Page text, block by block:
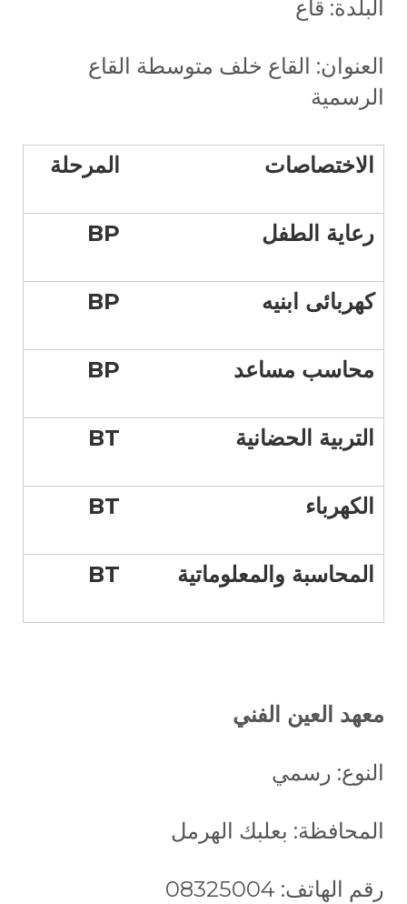
البلدة: قاع
العنوان: القاع خلف متوسطة القاع
الرسمية
المرحلة الاختصاصات
BP رعاية الطفل
BP كهربائى ابنيه
BP محاسب مساعد
BT التربية الحضانية
BT الكهرباء
BT المحاسبة والمعلوماتية
معهد العين الفني
النوع: رسمي
المحافظة: بعلبك الهرمل
رقم الهاتف: 08325004